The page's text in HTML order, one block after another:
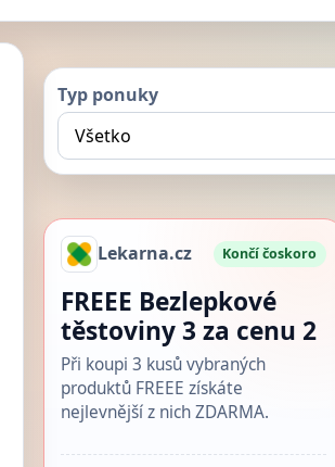
Typ ponuky
Lekarna.cz Končí čoskoro
FREEE Bezlepkové
těstoviny 3 za cenu 2
Při koupi 3 kusů vybraných
produktů FREEE získáte
nejlevnější z nich ZDARMA.